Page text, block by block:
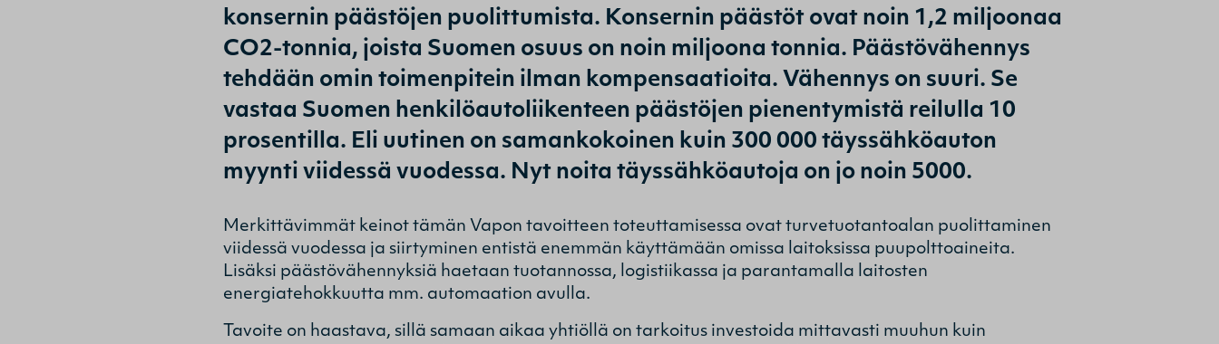
konsernin päästöjen puolittumista. Konsernin päästöt ovat noin 1,2 miljoonaa
CO2-tonnia, joista Suomen osuus on noin miljoona tonnia. Päästövähennys
tehdään omin toimenpitein ilman kompensaatioita. Vähennys on suuri. Se
vastaa Suomen henkilöautoliikenteen päästöjen pienentymistä reilulla 10
prosentilla. Eli uutinen on samankokoinen kuin 300 000 täyssähköauton
myynti viidessä vuodessa. Nyt noita täyssähköautoja on jo noin 5000.
Merkittävimmät keinot tämän Vapon tavoitteen toteuttamisessa ovat turvetuotantoalan puolittaminen
viidessä vuodessa ja siirtyminen entistä enemmän käyttämään omissa laitoksissa puupolttoaineita.
Lisäksi päästövähennyksiä haetaan tuotannossa, logistiikassa ja parantamalla laitosten
energiatehokkuutta mm. automaation avulla.
Tavoite on haastava, sillä samaan aikaa yhtiöllä on tarkoitus investoida mittavasti muuhun kuin